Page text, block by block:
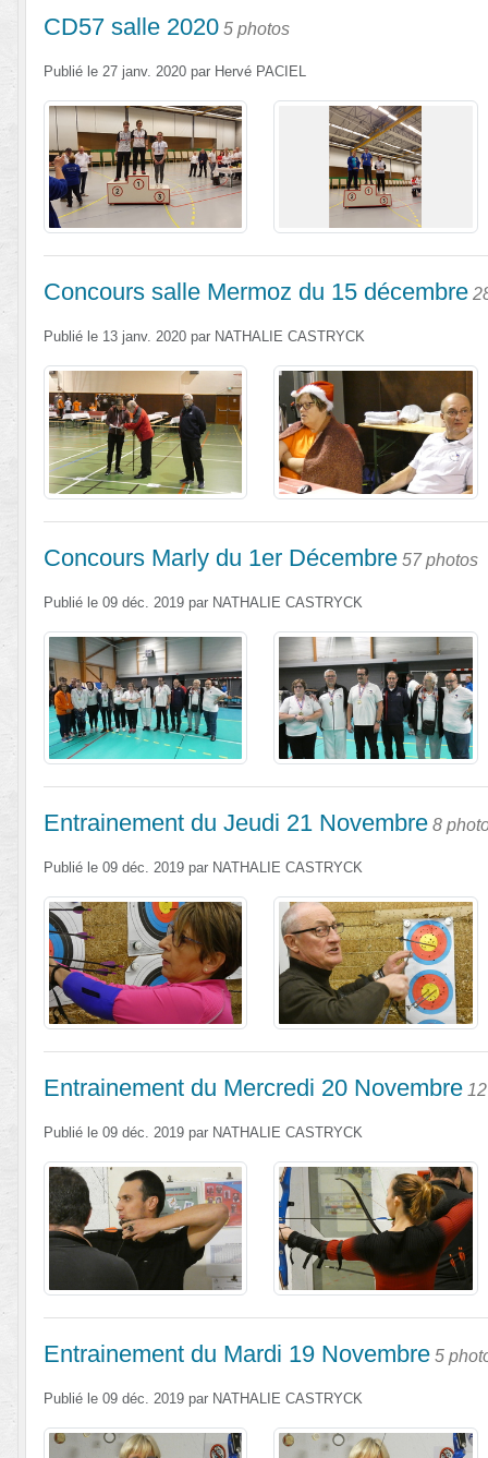
CD57 salle 2020 5 photos
Publié le 27 janv. 2020 par Hervé PACIEL
Concours salle Mermoz du 15 décembre
Publié le 13 janv. 2020 par NATHALIE CASTRYCK
Concours Marly du 1er Décembre 57 photos
Publié le 09 déc. 2019 par NATHALIE CASTRYCK
Entrainement du Jeudi 21 Novembre 8
Publié le 09 déc. 2019 par NATHALIE CASTRYCK
Entrainement du Mercredi 20 Novembre
Publié le 09 déc. 2019 par NATHALIE CASTRYCK
Entrainement du Mardi 19 Novembre 5
Publié le 09 déc. 2019 par NATHALIE CASTRYCK